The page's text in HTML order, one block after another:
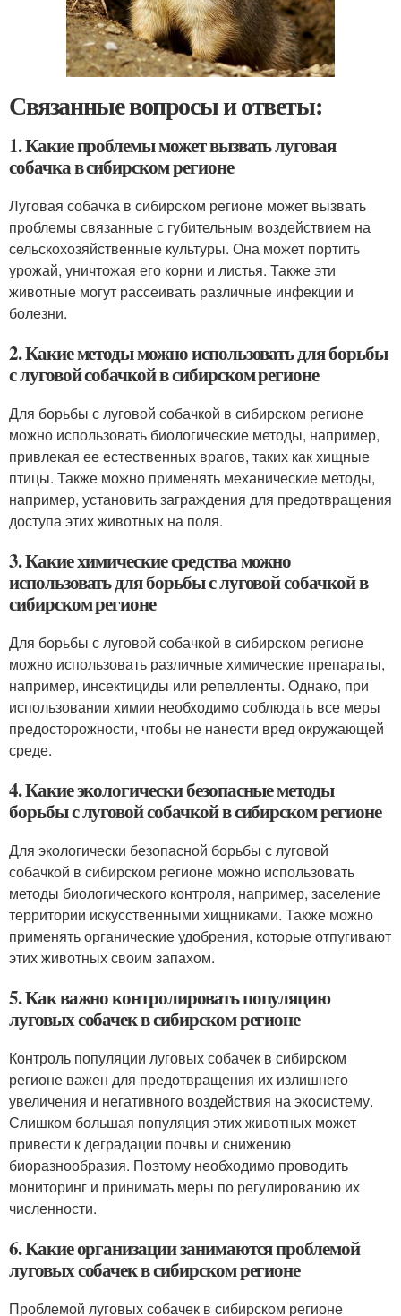
Связанные вопросы и ответы:
1. Какие проблемы может вызвать луговая
собачка в сибирском регионе
Луговая собачка в сибирском регионе может вызвать
проблемы связанные с губительным воздействием на
сельскохозяйственные культуры. Она может портить
урожай, уничтожая его корни и листья. Также эти
животные могут рассеивать различные инфекции и
болезни.
2. Какие методы можно использовать для борьбы
с луговой собачкой в сибирском регионе
Для борьбы с луговой собачкой в сибирском регионе
можно использовать биологические методы, например,
привлекая ее естественных врагов, таких как хищные
птицы. Также можно применять механические методы,
например, установить заграждения для предотвращения
доступа этих животных на поля.
3. Какие химические средства можно
использовать для борьбы с луговой собачкой в
сибирском регионе
Для борьбы с луговой собачкой в сибирском регионе
можно использовать различные химические препараты,
например, инсектициды или репелленты. Однако, при
использовании химии необходимо соблюдать все меры
предосторожности, чтобы не нанести вред окружающей
среде.
4. Какие экологически безопасные методы
борьбы с луговой собачкой в сибирском регионе
Для экологически безопасной борьбы с луговой
собачкой в сибирском регионе можно использовать
методы биологического контроля, например, заселение
территории искусственными хищниками. Также можно
применять органические удобрения, которые отпугивают
этих животных своим запахом.
5. Как важно контролировать популяцию
луговых собачек в сибирском регионе
Контроль популяции луговых собачек в сибирском
регионе важен для предотвращения их излишнего
увеличения и негативного воздействия на экосистему.
Слишком большая популяция этих животных может
привести к деградации почвы и снижению
биоразнообразия. Поэтому необходимо проводить
мониторинг и принимать меры по регулированию их
численности.
6. Какие организации занимаются проблемой
луговых собачек в сибирском регионе
Проблемой луговых собачек в сибирском регионе